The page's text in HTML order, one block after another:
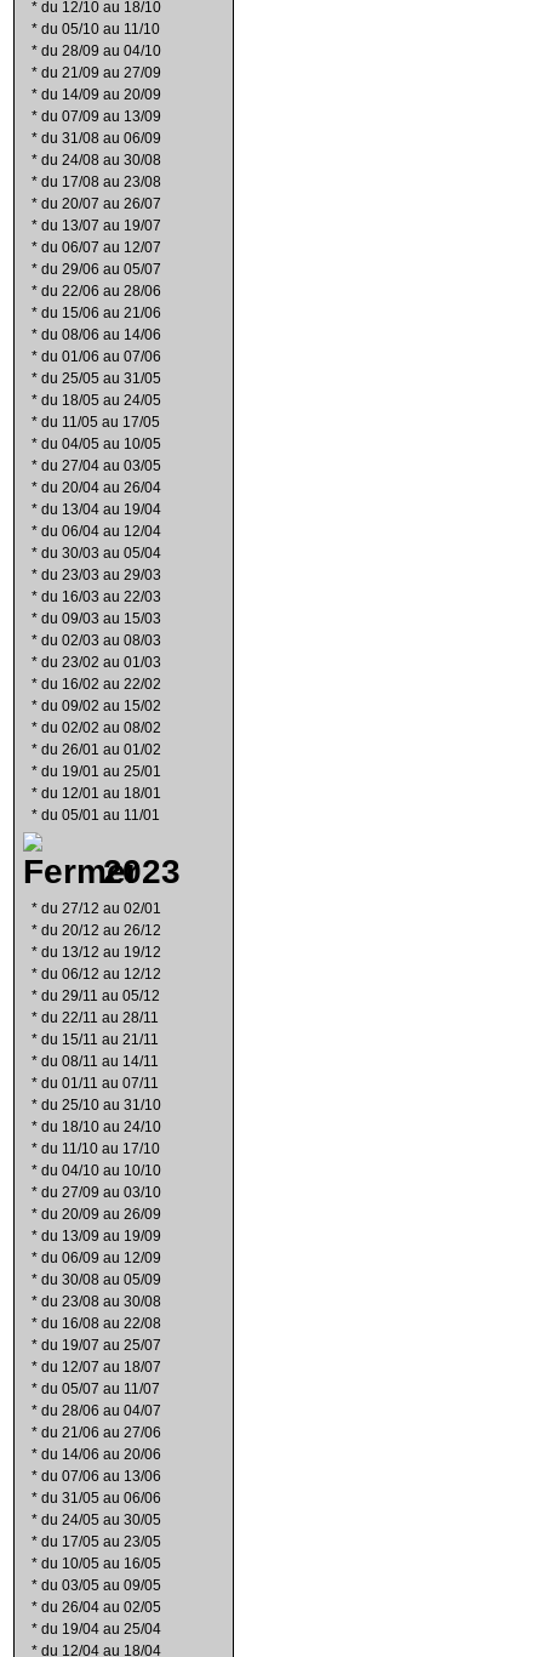
* du 12/10 au 18/10
* du 05/10 au 11/10
* du 28/09 au 04/10
* du 21/09 au 27/09
* du 14/09 au 20/09
* du 07/09 au 13/09
* du 31/08 au 06/09
* du 24/08 au 30/08
* du 17/08 au 23/08
* du 20/07 au 26/07
* du 13/07 au 19/07
* du 06/07 au 12/07
* du 29/06 au 05/07
* du 22/06 au 28/06
* du 15/06 au 21/06
* du 08/06 au 14/06
* du 01/06 au 07/06
* du 25/05 au 31/05
* du 18/05 au 24/05
* du 11/05 au 17/05
* du 04/05 au 10/05
* du 27/04 au 03/05
* du 20/04 au 26/04
* du 13/04 au 19/04
* du 06/04 au 12/04
* du 30/03 au 05/04
* du 23/03 au 29/03
* du 16/03 au 22/03
* du 09/03 au 15/03
* du 02/03 au 08/03
* du 23/02 au 01/03
* du 16/02 au 22/02
* du 09/02 au 15/02
* du 02/02 au 08/02
* du 26/01 au 01/02
* du 19/01 au 25/01
* du 12/01 au 18/01
* du 05/01 au 11/01
2023
* du 27/12 au 02/01
* du 20/12 au 26/12
* du 13/12 au 19/12
* du 06/12 au 12/12
* du 29/11 au 05/12
* du 22/11 au 28/11
* du 15/11 au 21/11
* du 08/11 au 14/11
* du 01/11 au 07/11
* du 25/10 au 31/10
* du 18/10 au 24/10
* du 11/10 au 17/10
* du 04/10 au 10/10
* du 27/09 au 03/10
* du 20/09 au 26/09
* du 13/09 au 19/09
* du 06/09 au 12/09
* du 30/08 au 05/09
* du 23/08 au 30/08
* du 16/08 au 22/08
* du 19/07 au 25/07
* du 12/07 au 18/07
* du 05/07 au 11/07
* du 28/06 au 04/07
* du 21/06 au 27/06
* du 14/06 au 20/06
* du 07/06 au 13/06
* du 31/05 au 06/06
* du 24/05 au 30/05
* du 17/05 au 23/05
* du 10/05 au 16/05
* du 03/05 au 09/05
* du 26/04 au 02/05
* du 19/04 au 25/04
* du 12/04 au 18/04